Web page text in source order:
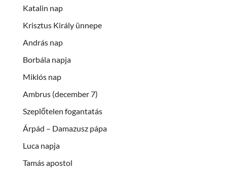
Katalin nap
Krisztus Király ünnepe
András nap
Borbála napja
Miklós nap
Ambrus (december 7)
Szeplőtelen fogantatás
Árpád – Damazusz pápa
Luca napja
Tamás apostol